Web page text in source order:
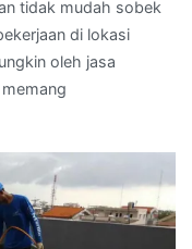
tidak mudah sobek
di lokasi
oleh jasa